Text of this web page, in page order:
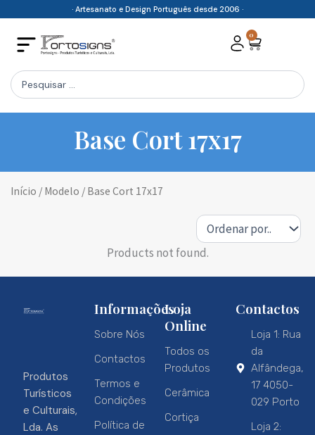
content
· Artesanato e Design Português desde 2006 ·
0
Cart
Search
...
Base Cort 17x17
Início / Modelo / Base Cort 17x17
Products not found.
Produtos
Turísticos
e Culturais,
Lda. As
Informações
Sobre Nós
Contactos
Termos e
Condições
Política de
Loja
Online
Todos os
Produtos
Cerâmica
Cortiça
Contactos
Loja 1: Rua
da
Alfândega,
17 4050-
029 Porto
Loja 2: